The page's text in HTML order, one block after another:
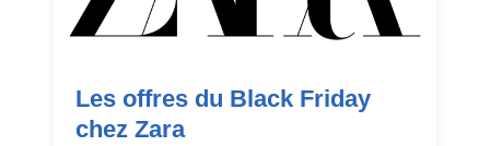
Les offres du Black Friday
chez Zara